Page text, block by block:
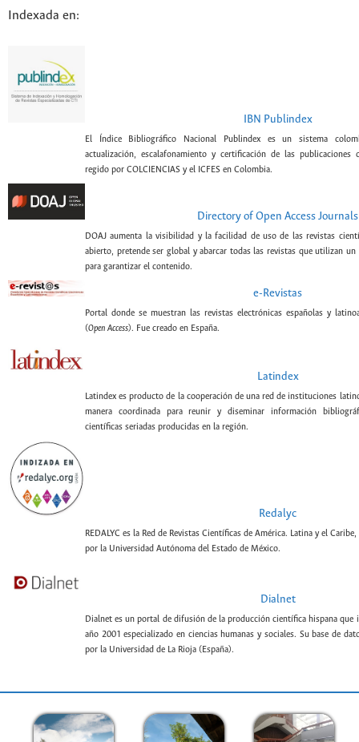
Indexada en:
IBN Publindex
El Índice Bibliográfico Nacional Publindex es un sistema
actualización, escalafonamiento y certificación de las publicaciones
regido por COLCIENCIAS y el ICFES en Colombia.
Directory of Open Access Journals
DOAJ aumenta la visibilidad y la facilidad de uso de las revistas
abierto, pretende ser global y abarcar todas las revistas que utilizan
para garantizar el contenido.
e-Revistas
Portal donde se muestran las revistas electrónicas españolas y
(Open Access). Fue creado en España.
Latindex
Latindex es producto de la cooperación de una red de instituciones
manera coordinada para reunir y diseminar información
científicas seriadas producidas en la región.
Redalyc
REDALYC es la Red de Revistas Científicas de América. Latina y el
por la Universidad Autónoma del Estado de México.
Dialnet
Dialnet es un portal de difusión de la producción científica hispana que
año 2001 especializado en ciencias humanas y sociales. Su base de
por la Universidad de La Rioja (España).